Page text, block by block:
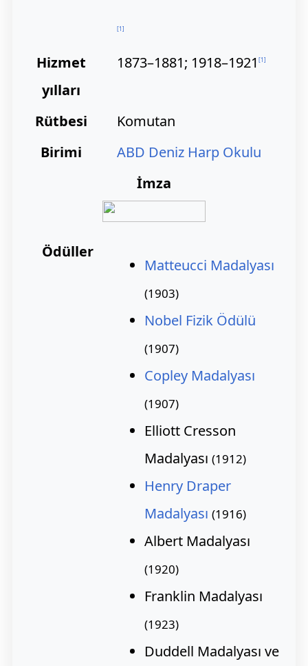
[1]
Hizmet
yılları
1873–1881; 1918–1921 [1]
Rütbesi
Komutan
Birimi
ABD Deniz Harp Okulu
İmza
Ödüller
Matteucci Madalyası
(1903)
Nobel Fizik Ödülü
(1907)
Copley Madalyası
(1907)
Elliott Cresson
Madalyası (1912)
Henry Draper
Madalyası (1916)
Albert Madalyası
(1920)
Franklin Madalyası
(1923)
Duddell Madalyası ve